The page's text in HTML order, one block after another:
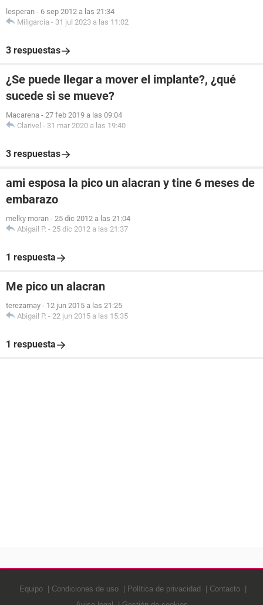
lesperan - 6 sep 2012 a las 21:34
Miligarcia - 31 jul 2023 a las 11:02
3 respuestas
¿Se puede llegar a mover el implante?, ¿qué
sucede si se mueve?
Macarena - 27 feb 2019 a las 09:04
Clarivel - 31 mar 2020 a las 19:40
3 respuestas
ami esposa la pico un alacran y tine 6 meses de
embarazo
melky moran - 25 dic 2012 a las 21:04
Abigail P. - 25 dic 2012 a las 21:37
1 respuesta
Me pico un alacran
terezamay - 12 jun 2015 a las 21:25
Abigail P. - 22 jun 2015 a las 15:35
1 respuesta
Equipo Condiciones de uso Política de privacidad
Contacto